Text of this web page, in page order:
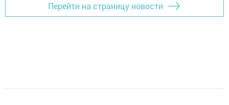
Перейти на страницу новости